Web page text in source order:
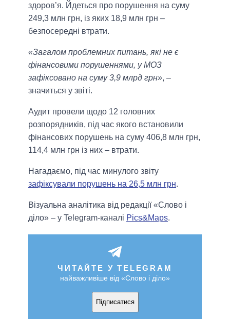
здоров’я. Йдеться про порушення на суму
249,3 млн грн, із яких 18,9 млн грн –
безпосередні втрати.
«Загалом проблемних питань, які не є
фінансовими порушеннями, у МОЗ
зафіксовано на суму 3,9 млрд грн», –
значиться у звіті.
Аудит провели щодо 12 головних
розпорядників, під час якого встановили
фінансових порушень на суму 406,8 млн грн,
114,4 млн грн із них – втрати.
Нагадаємо, під час минулого звіту
зафіксували порушень на 26,5 млн грн.
Візуальна аналітика від редакції «Слово і
діло» – у Telegram-каналі Pics&Maps.
ЧИТАЙТЕ У TELEGRAM
найважливіше від «Слово і діло»
Підписатися